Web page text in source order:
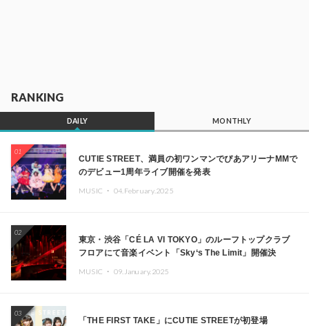
RANKING
DAILY MONTHLY
01
CUTIE STREET、満員の初ワンマンでぴあアリーナMMで
のデビュー1周年ライブ開催を発表
MUSIC ・ 04.February.2025
02
東京・渋谷「CÉ LA VI TOKYO」のルーフトップクラブ
フロアにて音楽イベント「Sky‘s The Limit」開催決
MUSIC ・ 09.January.2025
03
「THE FIRST TAKE」にCUTIE STREETが初登場